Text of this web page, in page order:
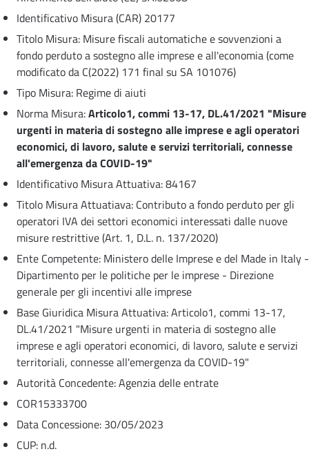
Identificativo Misura (CAR) 20177
Titolo Misura: Misure fiscali automatiche e sovvenzioni a
fondo perduto a sostegno alle imprese e all'economia (come
modificato da C(2022) 171 final su SA 101076)
Tipo Misura: Regime di aiuti
Norma Misura:Articolo1, commi 13-17, DL.41/2021 "Misure
urgenti in materia di sostegno alle imprese e agli operatori
economici, di lavoro, salute e servizi territoriali, connesse
all'emergenza da COVID-19"
Identificativo Misura Attuativa: 84167
Titolo Misura Attuatiava: Contributo a fondo perduto per gli
operatori IVA dei settori economici interessati dalle nuove
misure restrittive (Art. 1, D.L. n. 137/2020)
Ente Competente: Ministero delle Imprese e del Made in Italy -
Dipartimento per le politiche per le imprese - Direzione
generale per gli incentivi alle imprese
Base Giuridica Misura Attuativa: Articolo1, commi 13-17,
DL.41/2021 "Misure urgenti in materia di sostegno alle
imprese e agli operatori economici, di lavoro, salute e servizi
territoriali, connesse all'emergenza da COVID-19"
Autorità Concedente: Agenzia delle entrate
COR15333700
Data Concessione: 30/05/2023
CUP: n.d.